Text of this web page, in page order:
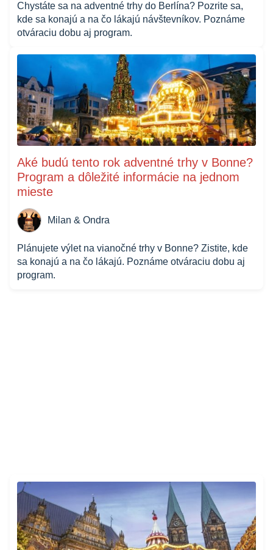
Chystáte sa na adventné trhy do Berlína? Pozrite sa,
kde sa konajú a na čo lákajú návštevníkov. Poznáme
otváraciu dobu aj program.
Aké budú tento rok adventné trhy v Bonne?
Program a dôležité informácie na jednom
mieste
Milan & Ondra
Plánujete výlet na vianočné trhy v Bonne? Zistite, kde
sa konajú a na čo lákajú. Poznáme otváraciu dobu aj
program.